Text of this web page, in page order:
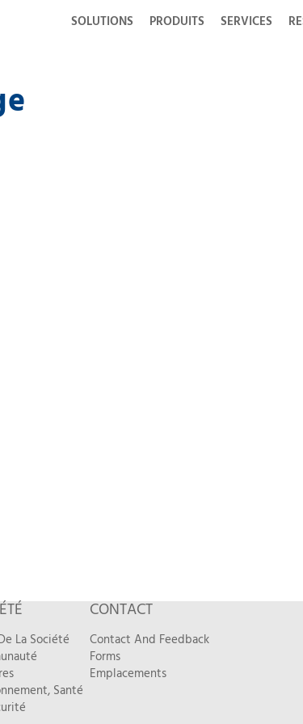
SOLUTIONS PRODUITS SERVICES
La Société
Santé
CONTACT
Contact And Feedback
Forms
Emplacements